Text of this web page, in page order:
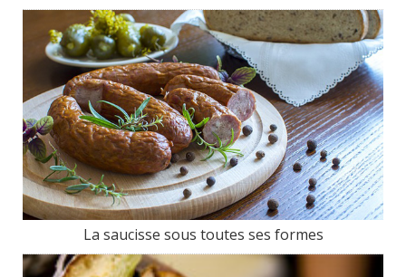
La saucisse sous toutes ses formes